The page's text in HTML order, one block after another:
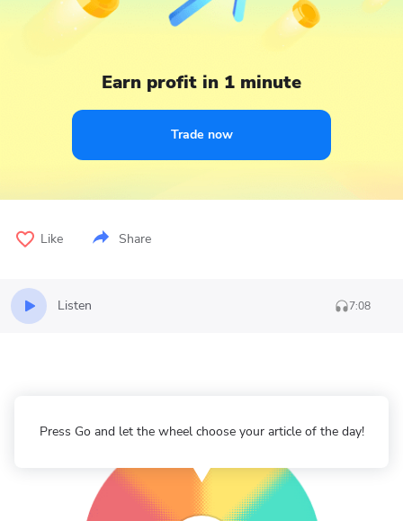
Earn profit in 1 minute
Trade now
Like Share
Listen 7:08
Press Go and let the wheel choose your article of the day!